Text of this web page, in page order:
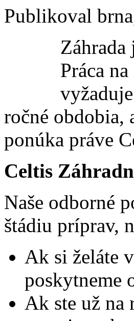
Publikoval brna
Záhrada
Práca
ročné obdobia,
ponúka práve
Celtis
Naše odborné
štádiu príprav,
Ak si želáte
poskytneme
Ak ste už na